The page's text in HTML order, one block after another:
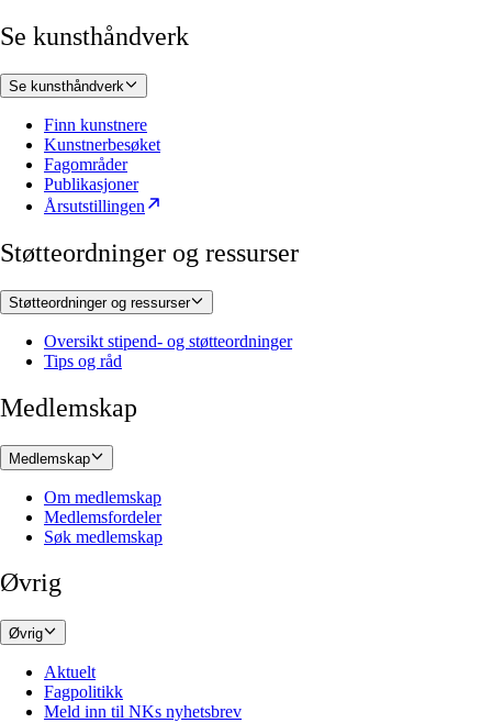
Se kunsthåndverk
Se kunsthåndverk
Finn kunstnere
Kunstnerbesøket
Fagområder
Publikasjoner
Årsutstillingen
Støtteordninger og ressurser
Støtteordninger og ressurser
Oversikt stipend- og støtteordninger
Tips og råd
Medlemskap
Medlemskap
Om medlemskap
Medlemsfordeler
Søk medlemskap
Øvrig
Øvrig
Aktuelt
Fagpolitikk
Meld inn til NKs nyhetsbrev